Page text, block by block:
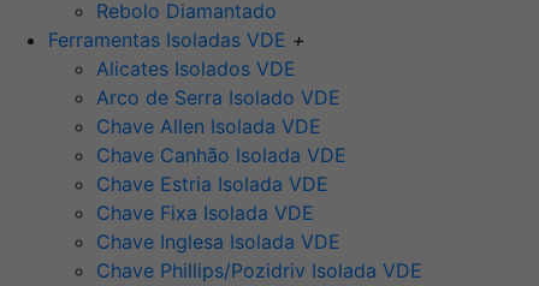
Rebolo Diamantado
Ferramentas Isoladas VDE +
Alicates Isolados VDE
Arco de Serra Isolado VDE
Chave Allen Isolada VDE
Chave Canhão Isolada VDE
Chave Estria Isolada VDE
Chave Fixa Isolada VDE
Chave Inglesa Isolada VDE
Chave Phillips/Pozidriv Isolada VDE